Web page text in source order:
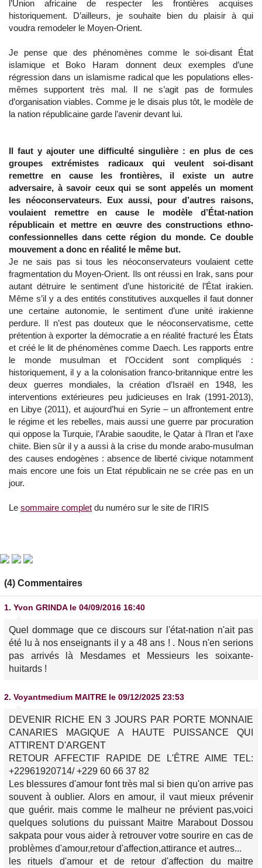
l’Union africaine de respecter les frontières acquises
historiquement. D’ailleurs, je souhaite bien du plaisir à qui
voudra remodeler le Moyen-Orient.
Je pense que des phénomènes comme le soi-disant État
islamique et Boko Haram donnent deux exemples d’une
régression dans un islamisme radical que les populations elles-
mêmes supportent très mal. Il ne s’agit pas de formules
d’organisation viables. Comme je le disais plus tôt, le modèle de
la nation républicaine garde l’avenir devant lui.
Il faut y ajouter une difficulté singulière : en plus de ces
groupes extrémistes radicaux qui veulent soi-disant
remettre en cause les frontières, il existe un autre
adversaire, à savoir ceux qui se sont appelés un moment
les néoconservateurs. Eux aussi, pour d’autres raisons,
voulaient remettre en cause le modèle d’État-nation
républicain et mettre en œuvre des constructions ethno-
confessionnelles dans cette région du monde. Ce double
mouvement a donc en réalité le même but.
Je ne sais pas si tous les néoconservateurs voulaient cette
fragmentation du Moyen-Orient. Ils ont réussi en Irak, sans pour
autant détruire le sentiment d’une historicité de l’État irakien.
Même s’il y a des entités constitutives auxquelles il faut donner
une certaine autonomie, le sentiment d’une unité irakienne
perdure. Il n’est pas douteux que le néoconservatisme, cette
prétention à exporter la démocratie a en réalité fracturé les États
et créé le lit de phénomènes comme Daech. Les rapports entre
le monde musulman et l’Occident sont compliqués :
historiquement, il y a la colonisation franco-britannique entre les
deux guerres mondiales, la création d’Israël en 1948, les
interventions extérieures peu judicieuses en Irak (1991-2013),
en Libye (2011), et aujourd’hui en Syrie – un affrontement entre
le régime et les rebelles, mais aussi une guerre par procuration
qui oppose la Turquie, l’Arabie saoudite, le Qatar à l’Iran et l’axe
chiite. Bien sûr il y a aussi à la crise du monde arabo-musulman
des causes endogènes : absence de liberté civique notamment
mais encore une fois un Etat républicain ne se crée pas en un
jour.
Le sommaire complet du numéro sur le site de l'IRIS
(4) Commentaires
1. Yvon GRINDA le 04/09/2016 16:40
Quel dommage que ce discours sur l'état-nation n'ait pas
été lu à nos enseignants il y a 48 ans ! . Nous n'en serions
pas arrivés là Mesdames et Messieurs les soixante-
huitards !
2. Voyantmedium MAITRE le 09/12/2025 23:53
DEVENIR RICHE EN 3 JOURS PAR PORTE MONNAIE
CANARIES MAGIQUE A HAUTE PUISSANCE QUI
ATTIRENT D'ARGENT
RETOUR AFFECTIF RAPIDE DE L'ÊTRE AIME TEL:
+22961920714/ +229 60 66 37 82
Les blessures d'amour font très mal si bien qu'on arrive pas
souvent à oublier. Alors en amour, il vaut mieux prévenir
que guérir. mais comme le malheur ne prévient pas,voici
quelques solutions du puissant Maitre Marabout Dossou
sakpata pour vous aider à retrouver votre sourire en cas de
problèmes d'amour,retour d'affection,attirance et autres...
les rituels d'amour et de retour d'affection du maitre